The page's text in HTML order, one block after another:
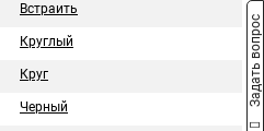
Встраить
Круглый
Круг
Черный Задать вопрос